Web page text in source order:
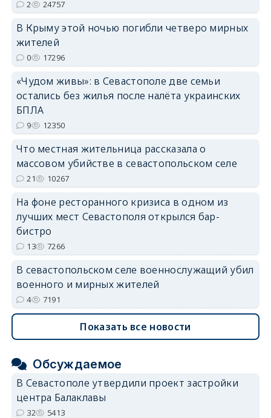
2 24757
В Крыму этой ночью погибли четверо мирных
жителей
0 17296
«Чудом живы»: в Севастополе две семьи
остались без жилья после налёта украинских
БПЛА
9 12350
Что местная жительница рассказала о
массовом убийстве в севастопольском селе
21 10267
На фоне ресторанного кризиса в одном из
лучших мест Севастополя открылся бар-
бистро
13 7266
В севастопольском селе военнослужащий убил
военного и мирных жителей
4 7191
Показать все новости
Обсуждаемое
В Севастополе утвердили проект застройки
центра Балаклавы
32 5413